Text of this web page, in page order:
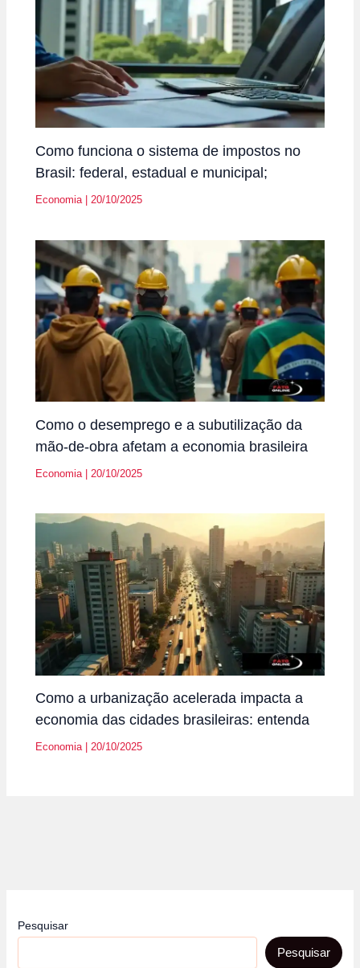
Como funciona o sistema de impostos no
Brasil: federal, estadual e municipal;
Economia 20/10/2025
Como o desemprego e a subutilização da
mão-de-obra afetam a economia brasileira
Economia | 20/10/2025
Como a urbanização acelerada impacta a
economia das cidades brasileiras: entenda
Economia|20/10/2025
Pesquisar
Pesquisar